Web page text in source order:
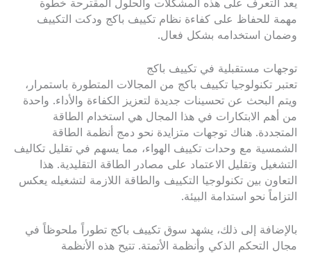
يعد التعرف على هذه المشكلات والحلول المقترحة خطوة
مهمة للحفاظ على كفاءة نظام تكييف باكج ودكت التكييف
وضمان استخدامه بشكل فعال.
توجهات مستقبلية في تكييف باكج
تعتبر تكنولوجيا تكييف باكج من المجالات المتطورة باستمرار،
ويتم البحث عن تحسينات جديدة لتعزيز الكفاءة والأداء. واحدة
من أهم الابتكارات في هذا المجال هي استخدام الطاقة
المتجددة. هناك توجهات متزايدة نحو دمج أنظمة الطاقة
الشمسية مع وحدات تكييف الهواء، مما يسهم في تقليل تكاليف
التشغيل وتقليل الاعتماد على مصادر الطاقة التقليدية. هذا
التعاون بين تكنولوجيا التكييف والطاقة اللازمة لتشغيله يعكس
التزاماً نحو استدامة البيئة.
بالإضافة إلى ذلك، يشهد سوق تكييف باكج تطوراً ملحوظاً في
مجال التحكم الذكي وأنظمة الأتمتة. تتيح هذه الأنظمة